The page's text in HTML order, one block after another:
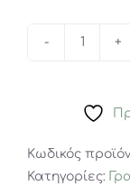
Κωδικός
Κατηγορίες: